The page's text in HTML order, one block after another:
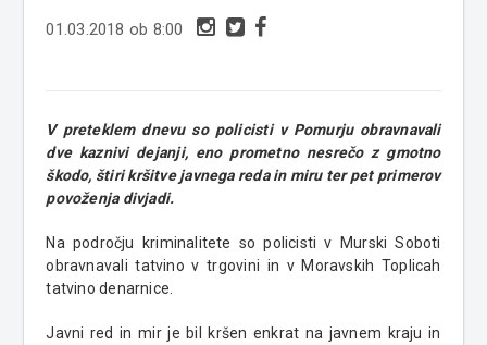
01.03.2018 ob 8:00
V preteklem dnevu so policisti v Pomurju obravnavali
dve kaznivi dejanji, eno prometno nesrečo z gmotno
škodo, štiri kršitve javnega reda in miru ter pet primerov
povoženja divjadi.
Na področju kriminalitete so policisti v Murski Soboti
obravnavali tatvino v trgovini in v Moravskih Toplicah
tatvino denarnice.
Javni red in mir je bil kršen enkrat na javnem kraju in